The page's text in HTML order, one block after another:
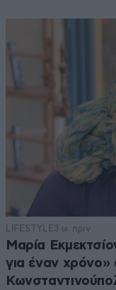
LIFESTYLE3 ω. πριν
Μαρία
για έναν